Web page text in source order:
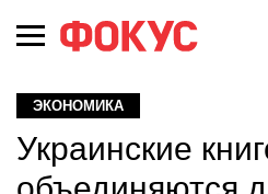
ЭКОНОМИКА
Украинские